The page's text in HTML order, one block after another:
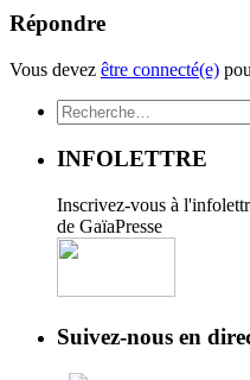
Répondre
Vous devez être connecté(e)
Rechercher :
INFOLETTRE
Inscrivez-vous à
de GaïaPresse
Suivez-nous en